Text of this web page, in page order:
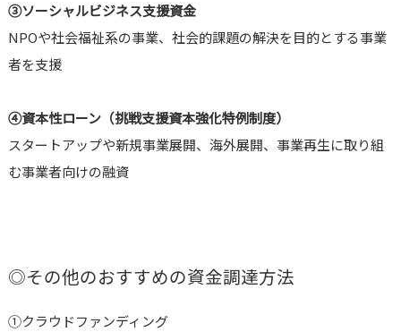
③ソーシャルビジネス支援資金
NPOや社会福祉系の事業、社会的課題の解決を目的とする事業
者を支援
④資本性ローン（挑戦支援資本強化特例制度）
スタートアップや新規事業展開、海外展開、事業再生に取り組
む事業者向けの融資
◎その他のおすすめの資金調達方法
①クラウドファンディング